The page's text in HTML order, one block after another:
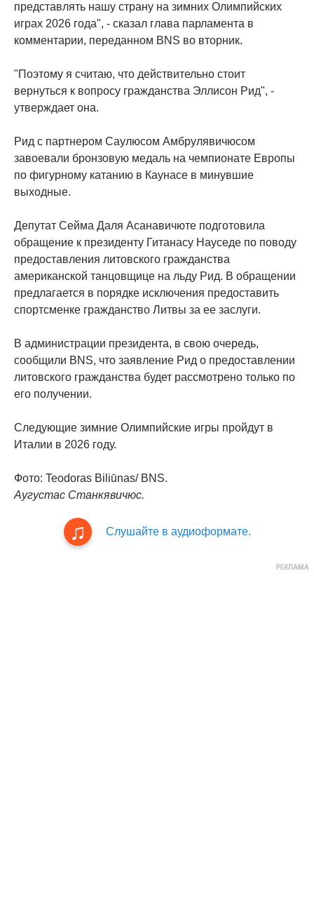
представлять нашу страну на зимних Олимпийских
играх 2026 года", - сказал глава парламента в
комментарии, переданном BNS во вторник.
"Поэтому я считаю, что действительно стоит
вернуться к вопросу гражданства Эллисон Рид", -
утверждает она.
Рид с партнером Саулюсом Амбрулявичюсом
завоевали бронзовую медаль на чемпионате Европы
по фигурному катанию в Каунасе в минувшие
выходные.
Депутат Сейма Даля Асанавичюте подготовила
обращение к президенту Гитанасу Науседе по поводу
предоставления литовского гражданства
американской танцовщице на льду Рид. В обращении
предлагается в порядке исключения предоставить
спортсменке гражданство Литвы за ее заслуги.
В администрации президента, в свою очередь,
сообщили BNS, что заявление Рид о предоставлении
литовского гражданства будет рассмотрено только по
его получении.
Следующие зимние Олимпийские игры пройдут в
Италии в 2026 году.
Фото: Teodoras Biliūnas/ BNS.
Аугустас Станкявичюс.
Слушайте в аудиоформате.